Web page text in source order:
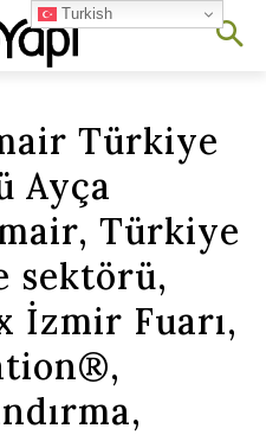
Türkiye
Ayça
Türkiye
sektörü,
İzmir Fuarı,
Turkish